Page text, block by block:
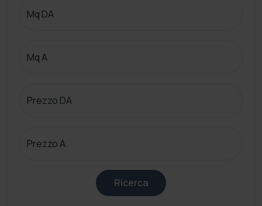
Mq DA
Mq A
Prezzo DA
Prezzo A
Ricerca